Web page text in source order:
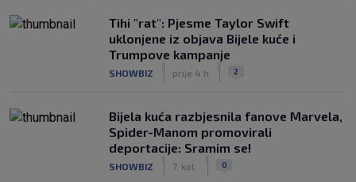
Tihi "rat": Pjesme Taylor Swift
uklonjene iz objava Bijele kuće i
Trumpove kampanje
SHOWBIZ prije 4 h 2
Bijela kuća razbjesnila fanove Marvela,
Spider-Manom promovirali
deportacije: Sramim se!
SHOWBIZ 7. kol. 0